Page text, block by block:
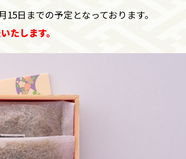
日までの予定となっております。
たします。